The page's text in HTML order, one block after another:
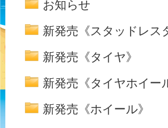
お知らせ
新発売《スタッドレス
新発売《タイヤ》
新発売《タイヤホイー
新発売《ホイール》